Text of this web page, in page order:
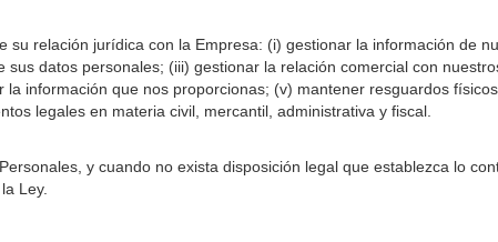
relación jurídica con la Empresa: (i) gestionar la información de
datos personales; (iii) gestionar la relación comercial con
información que nos proporcionas; (v) mantener resguardos
legales en materia civil, mercantil, administrativa y fiscal.
y cuando no exista disposición legal que establezca lo
Ley.